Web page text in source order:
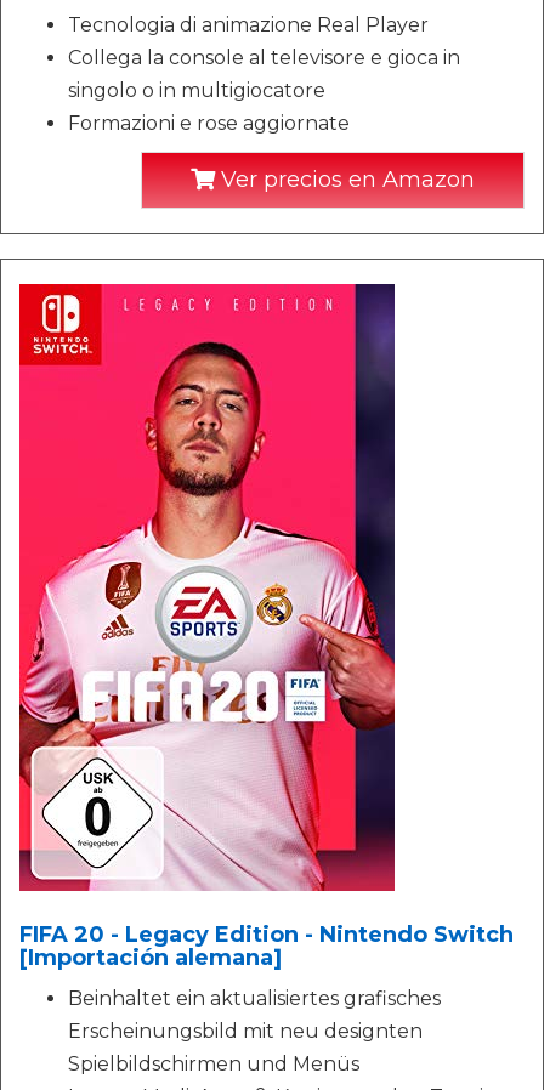
Tecnologia di animazione Real Player
Collega la console al televisore e gioca in
singolo o in multigiocatore
Formazioni e rose aggiornate
Ver precios en Amazon
FIFA 20 - Legacy Edition - Nintendo Switch
[Importación alemana]
Beinhaltet ein aktualisiertes grafisches
Erscheinungsbild mit neu designten
Spielbildschirmen und Menüs